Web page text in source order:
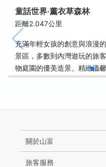
童話世界‧薰衣草森林
距離2.047公里
充滿年輕女孩的創意與浪漫
景區，多數到內灣遊玩的旅
物庭園的優美造景、精緻溫
關於山富
旅客服務